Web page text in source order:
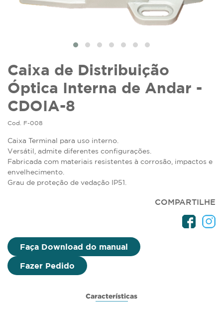
Caixa de Distribuição
Óptica Interna de Andar -
CDOIA-8
Cod. F-008
Caixa Terminal para uso interno.
Versátil, admite diferentes configurações.
Fabricada com materiais resistentes à corrosão, impactos e
envelhecimento.
Grau de proteção de vedação IP51.
COMPARTILHE
Faça Download do manual
Fazer Pedido
Características